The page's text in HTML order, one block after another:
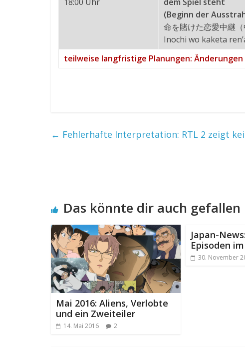
(Beginn der
命を賭けた恋愛中継（
Inochi wo kaketa
teilweise langfristige Planungen: Änderungen
← Fehlerhafte Interpretation: RTL 2 zeigt
Das könnte dir auch gefallen
Mai 2016: Aliens, Verlobte
und ein Zweiteiler
14. Mai 2016 2
Japan-
Episoden
30. November